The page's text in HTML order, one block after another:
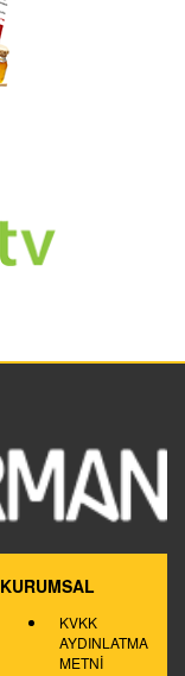
KURUMSAL
KVKK
AYDINLATMA
METNİ